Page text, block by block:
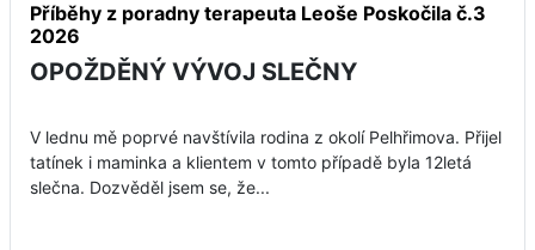
Příběhy z poradny terapeuta Leoše Poskočila č.3
2026
OPOŽDĚNÝ VÝVOJ SLEČNY
V lednu mě poprvé navštívila rodina z okolí Pelhřimova. Přijel
tatínek i maminka a klientem v tomto případě byla 12letá
slečna. Dozvěděl jsem se, že...